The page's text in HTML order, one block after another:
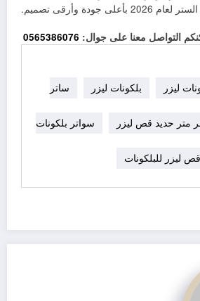
جودة وأرقى تصميم.
التواصل معنا على جوال: 0565386076
ليزر بلكونات ليزر ساتر
متر حديد قص ليزر سواتر بلكونات
ليزر للبلكونات